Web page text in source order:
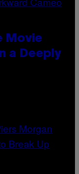
Movie
a Deeply